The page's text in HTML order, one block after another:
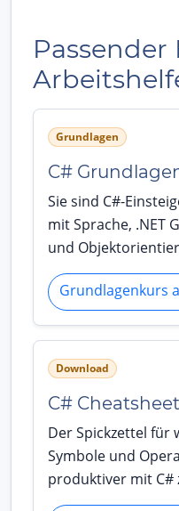
Grundlagen
C#
Sie sind C#-
mit Sprache, .NET
und
Grundlagenkurs
Download
C# Cheatsheet
Der Spickzettel für
Symbole und
produktiver mit C#